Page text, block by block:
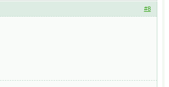
#8